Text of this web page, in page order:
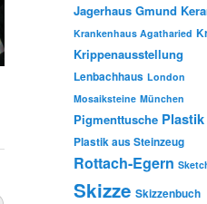
Jagerhaus Gmund
Krankenhaus Agatharied
Krippenausstellung
Lenbachhaus London
Mosaiksteine München
Pigmenttusche Plastik
Plastik aus Steinzeug
Rottach-Egern
Skizze Skizzenbuch